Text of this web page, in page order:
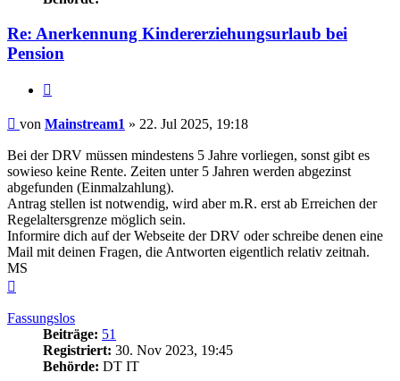
Re: Anerkennung Kindererziehungsurlaub bei
Pension
Beitrag
von Mainstream1 » 22. Jul 2025, 19:18
Bei der DRV müssen mindestens 5 Jahre vorliegen, sonst gibt es
sowieso keine Rente. Zeiten unter 5 Jahren werden abgezinst
abgefunden (Einmalzahlung).
Antrag stellen ist notwendig, wird aber m.R. erst ab Erreichen der
Regelaltersgrenze möglich sein.
Informire dich auf der Webseite der DRV oder schreibe denen eine
Mail mit deinen Fragen, die Antworten eigentlich relativ zeitnah.
MS
Fassungslos
Beiträge: 51
Registriert: 30. Nov 2023, 19:45
Behörde: DT IT